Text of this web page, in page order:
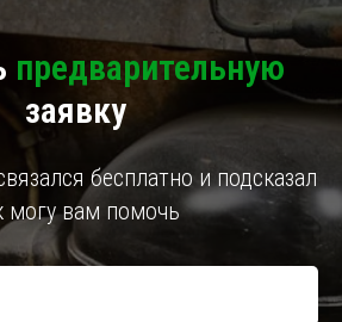
предварительную
заявку
бесплатно и подсказал
могу вам помочь